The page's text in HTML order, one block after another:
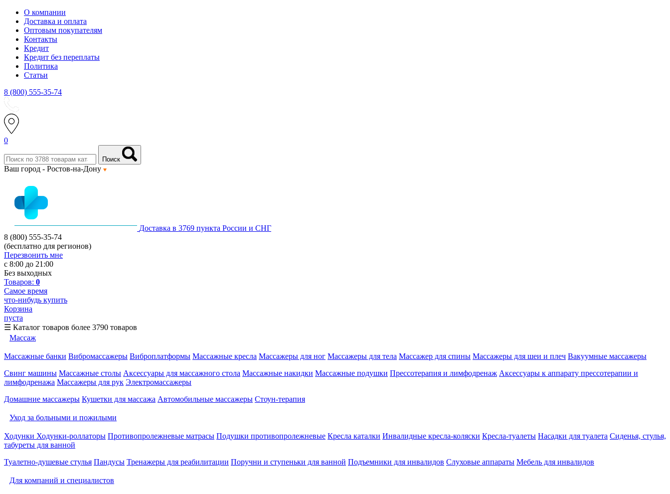
О компании
Доставка и оплата
Оптовым покупателям
Контакты
Кредит
Кредит без переплаты
Политика
Статьи
8 (800) 555-35-74
0
Поиск
Ваш город - Ростов-на-Дону
Доставка в 3769 пункта России и СНГ
8 (800) 555-35-74
(бесплатно для регионов)
Перезвонить мне
с 8:00 до 21:00
Без выходных
Товаров: 0
Самое время
что-нибудь купить
Корзина
пуста
☰ Каталог товаров более 3790 товаров
Массаж
Массажные банки Вибромассажеры Виброплатформы Массажные кресла Массажеры для ног Массажеры для тела Массажер для спины Массажеры для шеи и плеч Вакуумные массажеры
Свинг машины Массажные столы Аксессуары для массажного стола Массажные накидки Массажные подушки Прессотерапия и лимфодренаж Аксессуары к аппарату прессотерапии и
лимфодренажа Массажеры для рук Электромассажеры
Домашние массажеры Кушетки для массажа Автомобильные массажеры Стоун-терапия
Уход за больными и пожилыми
Ходунки Ходунки-роллаторы Противопролежневые матрасы Подушки противопролежневые Кресла каталки Инвалидные кресла-коляски Кресла-туалеты Насадки для туалета Сиденья, стулья,
табуреты для ванной
Туалетно-душевые стулья Пандусы Тренажеры для реабилитации Поручни и ступеньки для ванной Подъемники для инвалидов Слуховые аппараты Мебель для инвалидов
Для компаний и специалистов